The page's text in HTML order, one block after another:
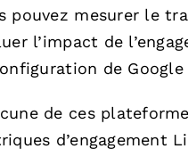
pouvez mesurer le
l’impact de
de
de ces
d’engagement